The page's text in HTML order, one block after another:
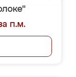
п.м.